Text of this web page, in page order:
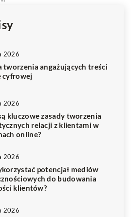
2026
tworzenia angażujących treści
cyfrowej
2026
kluczowe zasady tworzenia
relacji z klientami w
online?
2026
potencjał mediów
do budowania
klientów?
2026